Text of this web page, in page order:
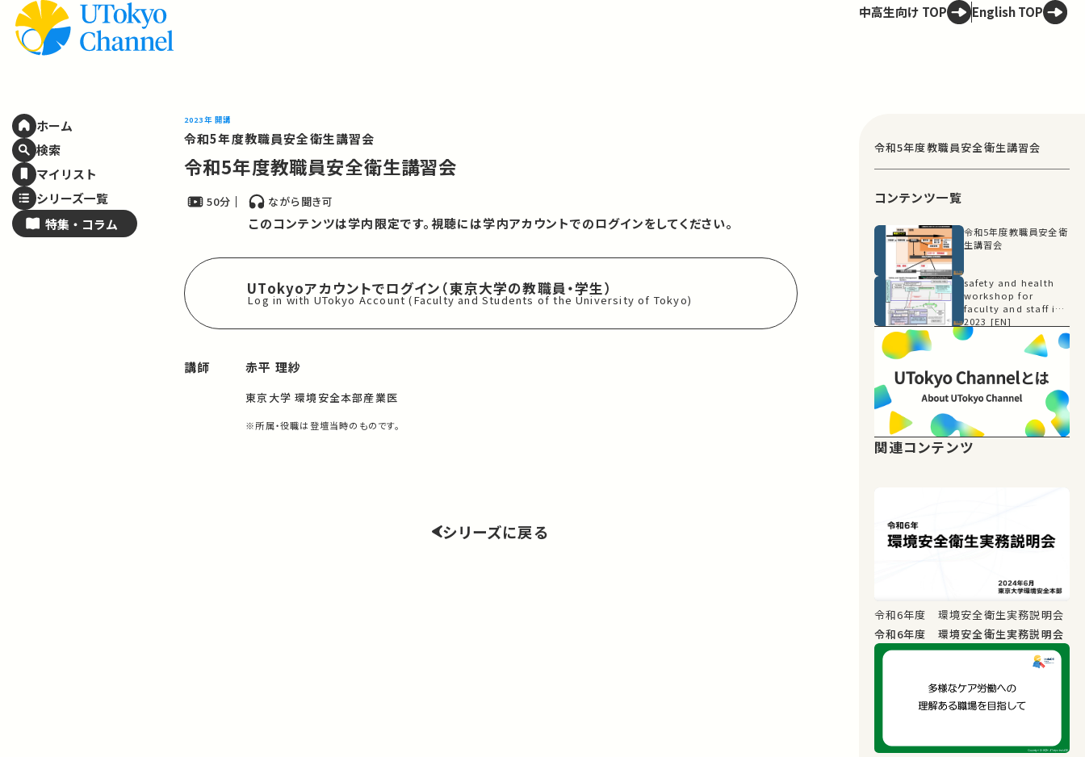
ホーム
検索
マイリスト
シリーズ一覧
特集・ コラム
中高生向け TOP English TOP
2023年 開講
令和5年度教職員安全衛生講習会
令和5年度教職員安全衛生講習会
50分 ながら聞き可
このコンテンツは学内限定です。視聴には学内アカウントでのログインをしてください。
UTokyoアカウントでログイン （東京大学の教職員・学生）
Log in with UTokyo Account (Faculty and Students ofthe University of Tokyo)
講師 赤平 理紗
東京大学 環境安全本部産業医
※所属・役職は登壇当時のものです。
シリーズに戻る
令和5年度教職員安全衛生講習会
コンテンツ一覧
令和5年度教職員安全衛
生講習会
safety and health
workshop for
faculty and staff in
2023 [EN]
関連コンテンツ
令和6年度 環境安全衛生実務説明会
令和6年度 環境安全衛生実務説明会